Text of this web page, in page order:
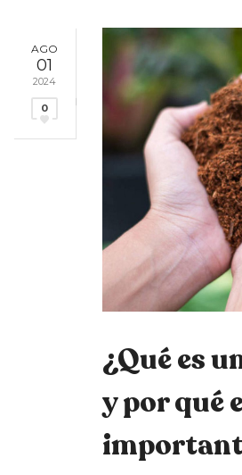
AGO
01
2024
0
¿Qué es
y por qué